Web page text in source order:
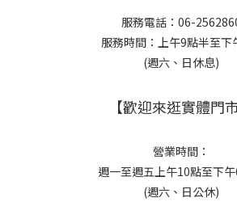
服務電話：06-
服務時間：上午9點半至下
(週六、日休息)
【歡迎來逛實體門市
營業時間：
週一至週五上午10點至下
(週六、日公休)